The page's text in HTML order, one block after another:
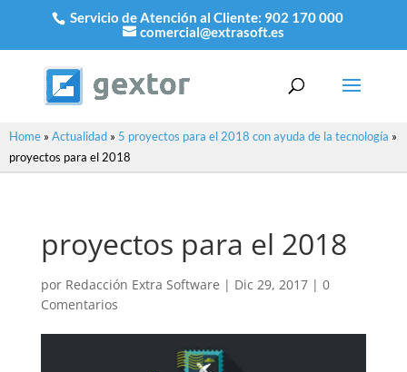
Servicio de Atención al Cliente: 902 170 000
comercial@extrasoft.es
Home » Actualidad » 5 proyectos para el 2018 con ayuda de la tecnología »
proyectos para el 2018
proyectos para el 2018
por Redacción Extra Software | Dic 29, 2017| 0
Comentarios